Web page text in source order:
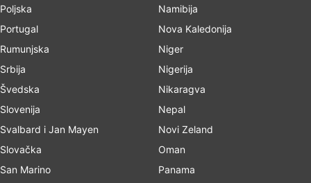
Poljska
Portugal
Rumunjska
Srbija
Švedska
Slovenija
Svalbard i Jan Mayen
Slovačka
San Marino
Namibija
Nova Kaledonija
Niger
Nigerija
Nikaragva
Nepal
Novi Zeland
Oman
Panama